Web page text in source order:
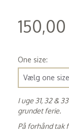
One size:
I uge 31, 32 & 33
grundet ferie.
På forhånd tak